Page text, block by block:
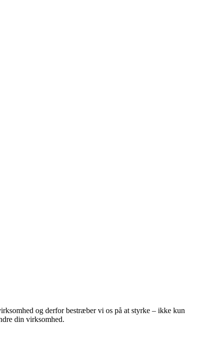
og derfor bestræber vi os på at styrke – ikke kun
din virksomhed.